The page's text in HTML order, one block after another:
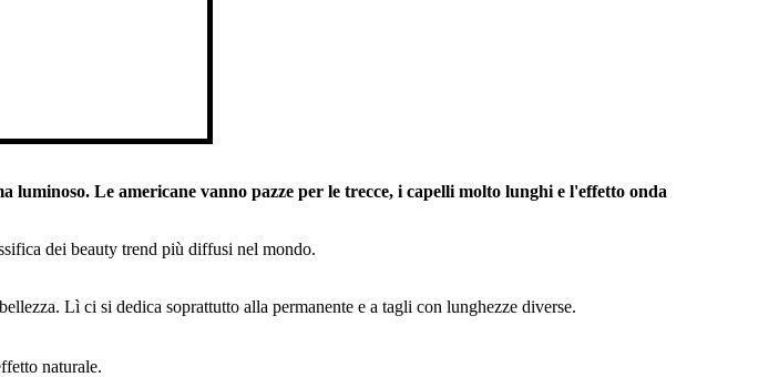
Le americane vanno pazze per le trecce, i capelli molto lunghi e l'effetto onda
dei beauty trend più diffusi nel mondo.
Lì ci si dedica soprattutto alla permanente e a tagli con lunghezze diverse.
naturale.